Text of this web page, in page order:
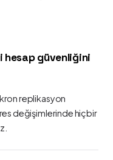
hesap güvenliğini
replikasyon
değişimlerinde hiçbir